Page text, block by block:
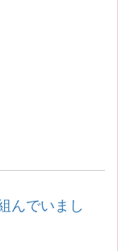
んでいまし